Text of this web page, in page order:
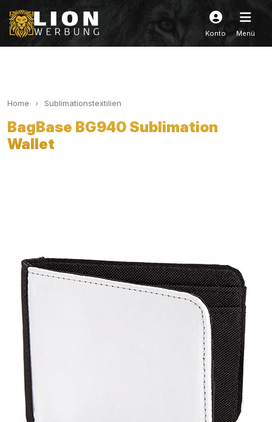
Konto Menü
Home Sublimationstextilien
BagBase BG940 Sublimation
Wallet